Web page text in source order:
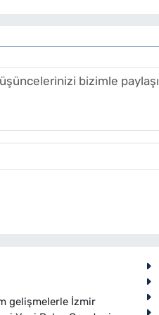
gelişmelerle İzmir